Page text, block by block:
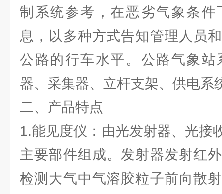
制系统参考，在恶劣气象条件
息，以多种方式告知管理人员
公路的行车水平。公路气象站
器、采集器、立杆支架、供电系
二、产品特点
1.能见度仪：由光发射器、光接
主要部件组成。发射器发射红
检测大气中气溶胶粒子前向散